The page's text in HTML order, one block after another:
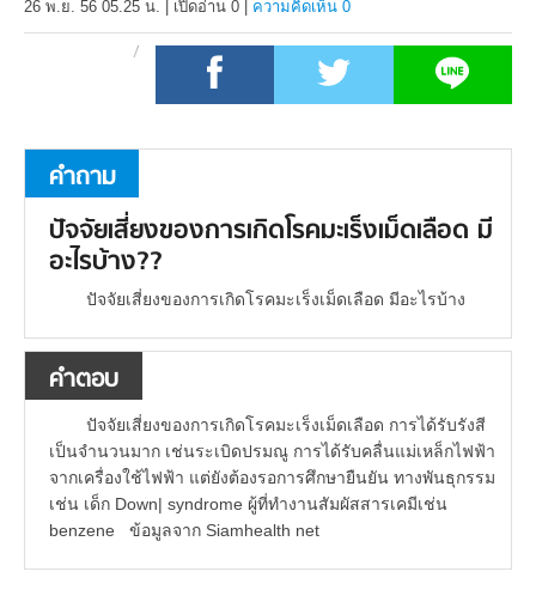
26 พ.ย. 56 05.25 น. เปิดอ่าน 0 ความคิดเห็น 0
คำถาม
ปัจจัยเสี่ยงของการเกิดโรคมะเร็งเม็ดเลือด มี
อะไรบ้าง??
ปัจจัยเสี่ยงของการเกิดโรคมะเร็งเม็ดเลือด มีอะไรบ้าง
คำตอบ
ปัจจัยเสี่ยงของการเกิดโรคมะเร็งเม็ดเลือด การได้รับรังสี
เป็นจำนวนมาก เช่นระเบิดปรมณู การได้รับคลื่นแม่เหล็กไฟฟ้า
จากเครื่องใช้ไฟฟ้า แต่ยังต้องรอการศึกษายืนยัน ทางพันธุกรรม
เช่น เด็ก Down| syndrome ผู้ที่ทำงานสัมผัสสารเคมีเช่น
benzene ข้อมูลจาก Siamhealth net